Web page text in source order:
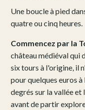
Une boucle à pied
quatre ou cinq heures.
Commencez par la
château médiéval qui
six tours à l'origine, il
pour quelques euros
degrés sur la vallée
avant de partir